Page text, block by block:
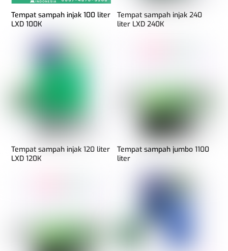
Tempat sampah injak 100 liter
LXD 100K
Tempat sampah injak 240
liter LXD 240K
Tempat sampah injak 120 liter
LXD 120K
Tempat sampah jumbo 1100
liter